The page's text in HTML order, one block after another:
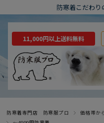
防寒着こだわ
11,000円以上送料無料
防寒着専門店 防寒服プロ 価格帯か